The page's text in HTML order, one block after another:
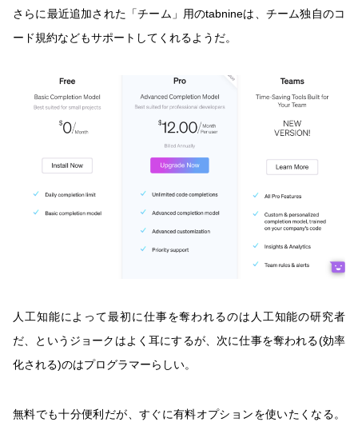
さらに最近追加された「チーム」用のtabnineは、チーム独自のコ
ード規約などもサポートしてくれるようだ。
人工知能によって最初に仕事を奪われるのは人工知能の研究者
だ、というジョークはよく耳にするが、次に仕事を奪われる(効率
化される)のはプログラマーらしい。
無料でも十分便利だが、すぐに有料オプションを使いたくなる。